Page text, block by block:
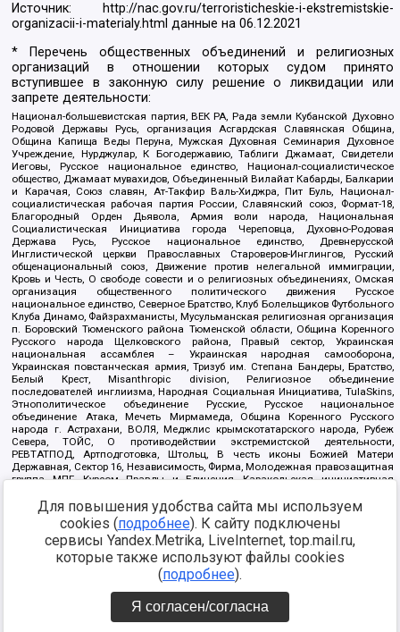
Источник:
http://nac.gov.ru/terroristicheskie-i-ekstremistskie-
organizacii-i-materialy.html данные на06.12.2021
* Перечень общественных объединений и религиозных
организаций в отношении которых судом принято
вступившее в законную силу решение о ликвидации или
запрете деятельности:
Национал-большевистская партия, ВЕК РА, Рада земли Кубанской Духовно
Родовой Державы Русь, организация Асгардская Славянская Община,
Община Капища Веды Перуна, Мужская Духовная Семинария Духовное
Учреждение, Нурджулар, К Богодержавию, Таблиги Джамаат, Свидетели
Иеговы, Русское национальное единство, Национал-социалистическое
общество, Джамаат мувахидов, Объединенный Вилайат Кабарды, Балкарии
и Карачая, Союз славян, Ат-Такфир Валь-Хиджра, Пит Буль, Национал-
социалистическая рабочая партия России, Славянский союз, Формат-18,
Благородный Орден Дьявола, Армия воли народа, Национальная
Социалистическая Инициатива города Череповца, Духовно-Родовая
Держава Русь, Русское национальное единство, Древнерусской
Инглистической церкви Православных Староверов-Инглингов, Русский
общенациональный союз, Движение против нелегальной иммиграции,
Кровь и Честь, О свободе совести и о религиозных объединениях, Омская
организация общественного политического движения Русское
национальное единство, Северное Братство, Клуб Болельщиков Футбольного
Клуба Динамо, Файзрахманисты, Мусульманская религиозная организация
п. Боровский Тюменского района Тюменской области, Община Коренного
Русского народа Щелковского района, Правый сектор, Украинская
национальная ассамблея – Украинская народная самооборона,
Украинская повстанческая армия, Тризуб им. Степана Бандеры, Братство,
Белый Крест, Misanthropic division, Религиозное объединение
последователей инглиизма, Народная Социальная Инициатива, TulaSkins,
Этнополитическое объединение Русские, Русское национальное
объединение Атака, Мечеть Мирмамеда, Община Коренного Русского
народа г. Астрахани, ВОЛЯ, Меджлис крымскотатарского народа, Рубеж
Севера, ТОЙС, О противодействии экстремистской деятельности,
РЕВТАТПОД, Артподготовка, Штольц, В честь иконы Божией Матери
Державная, Сектор 16, Независимость, Фирма, Молодежная правозащитная
группа МПГ, Курсом Правды и Единения, Каракольская инициативная
Благотворительный пансионат Ак Умут, Русская республика Русь,
Арестантское уголовное единство, Башкорт, Нация и свобода, W.H.С., Фалунь
Дафа, Иртыш Ultras, Русский Патриотический клуб-Новокузнецк/РПК,
Сибирский державный союз, Фонд борьбы с коррупцией, Фонд защиты прав
граждан, Штабы Навального, Совет граждан СССР Прикубанского округа г.
https://minjust.gov.ru/ru/documents/7822/
Для повышения удобства сайта мы используем
cookies (подробнее). К сайту подключены
сервисы Yandex.Metrika, LiveInternet, top.mail.ru,
которые также используют файлы cookies
(подробнее).
Я согласен/согласна